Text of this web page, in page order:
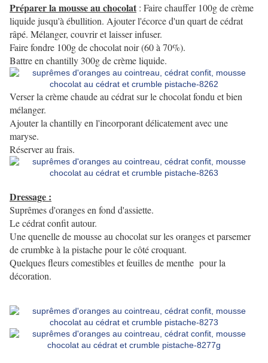
Préparer la mousse au chocolat : Faire chauffer 100g de crème
liquide jusqu'à ébullition. Ajouter l'écorce d'un quart de cédrat
râpé. Mélanger, couvrir et laisser infuser.
Faire fondre 100g de chocolat noir (60 à 70%).
Battre en chantilly 300g de crème liquide.
Verser la crème chaude au cédrat sur le chocolat fondu et bien
mélanger.
Ajouter la chantilly en l'incorporant délicatement avec une
maryse.
Réserver au frais.
Dressage :
Suprêmes d'oranges en fond d'assiette.
Le cédrat confit autour.
Une quenelle de mousse au chocolat sur les oranges et parsemer
de crumbke à la pistache pour le côté croquant.
Quelques fleurs comestibles et feuilles de menthe pour la
décoration.